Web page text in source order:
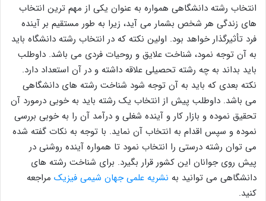
انتخاب رشته دانشگاهی همواره به عنوان یکی از مهم ترین انتخاب
های زندگی هر شخص بشمار می آید، زیرا به طور مستقیم بر آینده
فرد تأثیرگذار خواهد بود. اولین نکته که در انتخاب رشته دانشگاه باید
به آن توجه نمود، شناخت علایق و روحیات فردی می باشد. داوطلب
باید بداند به چه رشته تحصیلی علاقه داشته و در آن استعداد دارد.
نکته بعدی که باید به آن توجه شود شناخت رشته های دانشگاهی
می باشد. داوطلب پیش از انتخاب یک رشته باید به خوبی درمورد آن
تحقیق نموده و بازار کار و آینده شغلی و درآمد آن را به خوبی بررسی
نموده و سپس اقدام به انتخاب آن نماید. با توجه به نکات گفته شده
می توان رشته درستی را انتخاب نمود تا همواره آینده روشنی در
پیش روی جوانان این کشور قرار بگیرد. برای شناخت رشته های
دانشگاهی می توانید به نشریه علمی جهان شیمی فیزیک مراجعه
کنید.